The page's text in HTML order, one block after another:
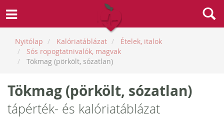
Nyitólap Kalóriatáblázat
Ételek, italok
Sós ropogtatnivalók, magvak
Tökmag (pörkölt, sózatlan)
Tökmag (pörkölt, sózatlan)
tápérték- és kalóriatáblázat